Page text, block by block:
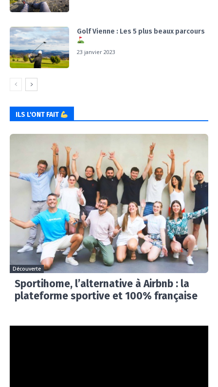
Golf Vienne : Les 5 plus beaux parcours
23 janvier 2023
ILS L'ONT FAIT
Découverte
Sportihome, l’alternative à Airbnb : la
plateforme sportive et 100% française